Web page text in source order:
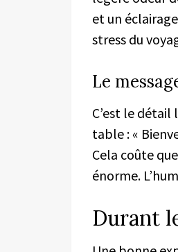
et un
stress du
Le
C’est le
table : «
Cela coûte
énorme.
Durant